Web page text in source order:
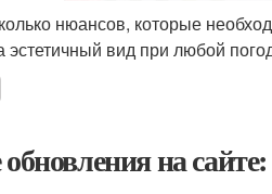
нюансов, которые
эстетичный вид при любой
на сайте: